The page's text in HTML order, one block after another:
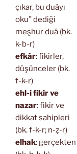
çıkar, bu duâyı
oku” dediği
meşhur duâ (bk.
k-b-r)
efkâr: fikirler,
düşünceler (bk.
f-k-r)
ehl-i fikir ve
nazar: fikir ve
dikkat sahipleri
(bk. f-k-r; n-ẓ-r)
elhak: gerçekten